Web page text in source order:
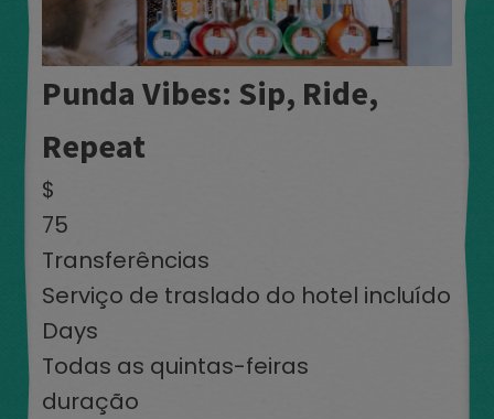
Punda Vibes: Sip, Ride,
Repeat
$
75
Transferências
Serviço de traslado do hotel incluído
Days
Todas as quintas-feiras
duração